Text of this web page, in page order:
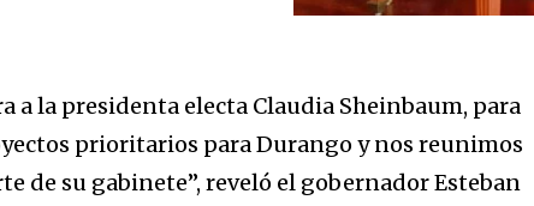
a la presidenta electa Claudia Sheinbaum, para
prioritarios para Durango y nos reunimos
de su gabinete”, reveló el gobernador Esteban